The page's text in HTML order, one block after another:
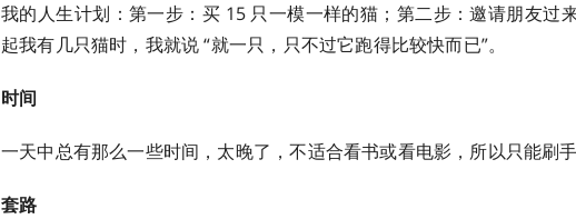
我的人生计划：第一步：买 15 只一模一样的猫；第二步：邀请朋友过
起我有几只猫时，我就说 “就一只，只不过它跑得比较快而已”。
时间
一天中总有那么一些时间，太晚了，不适合看书或看电影，所以只能刷手
套路